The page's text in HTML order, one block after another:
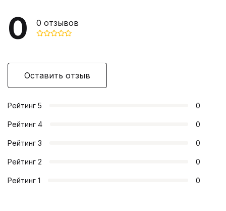
0 0 отзывов
Оставить отзыв
Рейтинг 5 0
Рейтинг 4 0
Рейтинг 3 0
Рейтинг 2 0
Рейтинг 1 0